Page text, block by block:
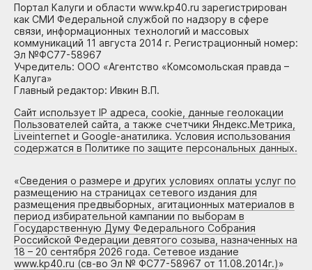
Портал Калуги и области www.kp40.ru зарегистрирован
как СМИ Федеральной службой по надзору в сфере
связи, информационных технологий и массовых
коммуникаций 11 августа 2014 г. Регистрационный номер:
Эл №ФС77-58967
Учредитель: ООО «Агентство «Комсомольская правда –
Калуга»
Главный редактор: Ивкин В.П.
Сайт использует IP адреса, cookie, данные геолокации
Пользователей сайта, а также счетчики Яндекс.Метрика,
Liveinternet и Google-анатилика. Условия использования
содержатся в Политике по защите персональных данных.
«Сведения о размере и других условиях оплаты услуг по
размещению на страницах сетевого издания для
размещения предвыборных, агитационных материалов в
период избирательной кампании по выборам в
Государственную Думу Федерального Собрания
Российской Федерации девятого созыва, назначенных на
18 – 20 сентября 2026 года. Сетевое издание
www.kp40.ru (св-во Эл № ФС77-58967 от 11.08.2014г.)»